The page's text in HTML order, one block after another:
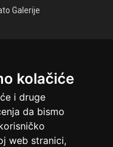
kolačiće
i druge
da bismo
web stranici,
Galerije